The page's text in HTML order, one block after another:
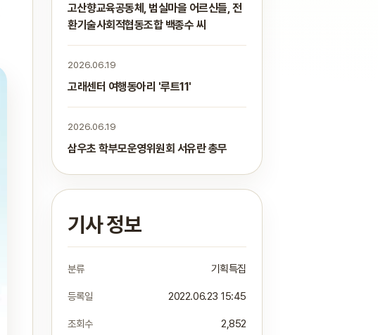
고산향교육공동체, 범실마을 어르신들, 전
환기술사회적협동조합 백종수 씨
2026.06.19
고래센터 여행동아리 '루트11'
2026.06.19
삼우초 학부모운영위원회 서유란 총무
기사 정보
분류 기획특집
등록일 2022.06.23 15:45
조회수 2,852